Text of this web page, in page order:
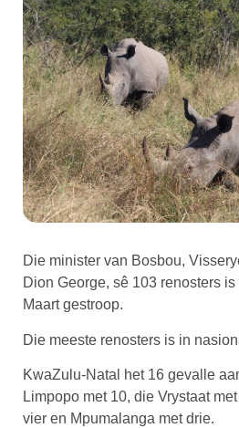
Die minister van Bosbou,
Dion George, sê 103 renosters
Maart gestroop.
Die meeste renosters is in
KwaZulu-Natal het 16 gevalle
Limpopo met 10, die Vrystaat
vier en Mpumalanga met drie.